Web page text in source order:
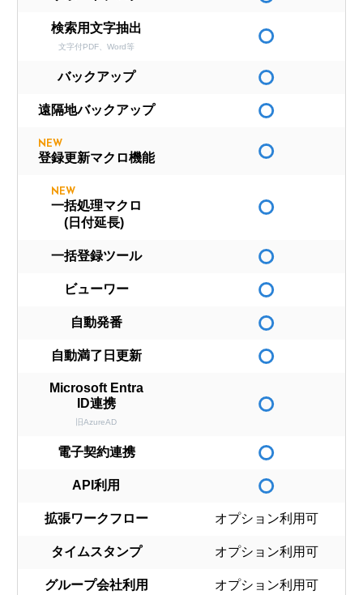
検索用文字抽出
文字付PDF、Word等
バックアップ
遠隔地バックアップ
NEW
登録更新マクロ機能
NEW
一括処理マクロ
(日付延長)
一括登録ツール
ビューワー
自動発番
自動満了日更新
Microsoft Entra
ID連携
旧AzureAD
電子契約連携
API利用
拡張ワークフロー オプション利用可
タイムスタンプ オプション利用可
グループ会社利用 オプション利用可